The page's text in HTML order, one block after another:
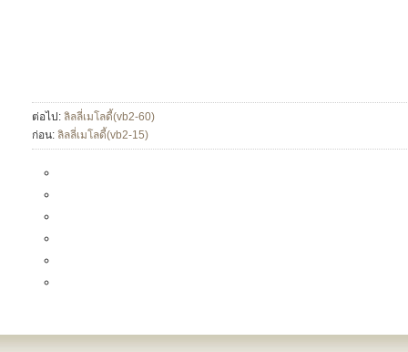
ต่อไป: ลิลลี่เมโลดี้(vb2-60)
ก่อน: ลิลลี่เมโลดี้(vb2-15)